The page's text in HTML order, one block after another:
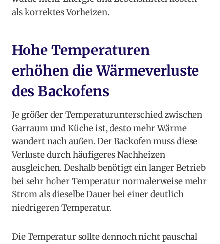
als korrektes Vorheizen.
Hohe Temperaturen
erhöhen die Wärmeverluste
des Backofens
Je größer der Temperaturunterschied zwischen
Garraum und Küche ist, desto mehr Wärme
wandert nach außen. Der Backofen muss diese
Verluste durch häufigeres Nachheizen
ausgleichen. Deshalb benötigt ein langer Betrieb
bei sehr hoher Temperatur normalerweise mehr
Strom als dieselbe Dauer bei einer deutlich
niedrigeren Temperatur.
Die Temperatur sollte dennoch nicht pauschal